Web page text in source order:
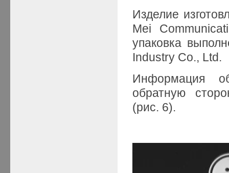
Изделие
Mei
упаковка
Industry Co., Ltd.
Информация
обратную
(рис. 6).